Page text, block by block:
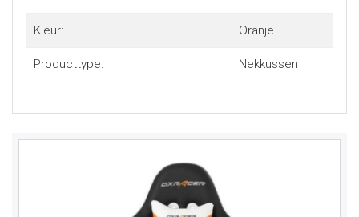
Kleur: Oranje
Producttype: Nekkussen